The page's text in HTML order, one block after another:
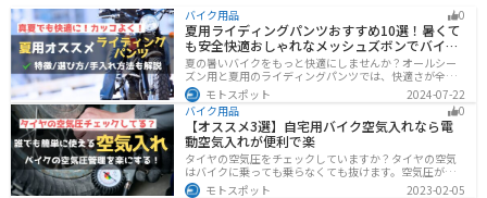
バイク用品 0
夏用ライディングパンツおすすめ10選！暑くて
も安全快適おしゃれなメッシュズボンでバイク
に乗ろう
夏の暑いバイクをもっと快適にしませんか？オールシー
ズン用と夏用のライディングパンツでは、快適さが全然
違います。生地の大半がメッシュ素材で作られた夏用で
は通気性・透湿性に優れており、熱気を逃しつつ汗をし
っかりと乾かしてくれます。そんな夏用ライディングパ
ンツの選び方や特徴オススメ商品をまとめました。
モトスポット
2024-07-22
バイク用品
0
【オススメ3選】自宅用バイク空気入れなら電
動空気入れが便利で楽
タイヤの空気圧をチェックしていますか？タイヤの空気
はバイクに乗っても乗らなくても抜けます。空気圧が下
がると走行性能・燃費・安全性に影響します。空気圧は
モトスポット
2023-02-05